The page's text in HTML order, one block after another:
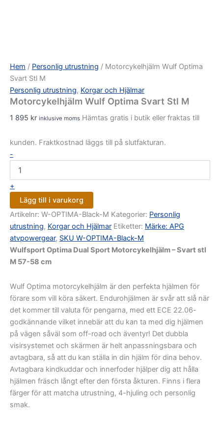
Hem / Personlig utrustning / Motorcykelhjälm Wulf Optima
Svart Stl M
Personlig utrustning, Korgar och Hjälmar
Motorcykelhjälm Wulf Optima Svart Stl M
1 895 kr inklusive moms Hämtas gratis i butik eller fraktas till
kunden. Fraktkostnad läggs till på slutfakturan.
-
+
Lägg till i varukorg
Artikelnr: W-OPTIMA-Black-M Kategorier: Personlig
utrustning, Korgar och Hjälmar Etiketter: Märke: APG
atvpowergear, SKU W-OPTIMA-Black-M
Wulfsport Optima Dual Sport Motorcykelhjälm – Svart stl
M 57-58 cm
Wulf Optima motorcykelhjälm är den perfekta hjälmen för
förare som vill köra säkert. Endurohjälmen är svår att slå när
det kommer till valuta för pengarna, med ett ECE 22.06-
godkännande vilket innebär att du kan ta med dig hjälmen
på vägen såväl som off-road och äventyr! Det dubbla
visirsystemet och skärmen är helt anpassningsbara och
avtagbara, så att du kan ställa in din hjälm för dina behov.
Avtagbara kindkuddar och innerfoder hjälper dig att hålla
hjälmen fräsch långt efter den första åkturen. Finns i flera
färger för att matcha utrustning, 4-hjuling och personlig
smak.